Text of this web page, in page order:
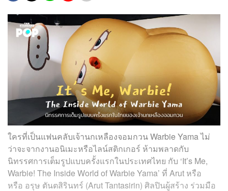
ใครที่เป็นแฟนคลับเจ้านกเหลืองจอมกวน Warbie Yama ไม่
ว่าจะจากงานอนิเมะหรือไลน์สติกเกอร์ ห้ามพลาดกับ
นิทรรศการเต็มรูปแบบครั้งแรกในประเทศไทย กับ ‘It’s Me,
Warbie! The Inside World of Warbie Yama’ ที่ Arut หรือ
หรือ อรุษ ตันตสิรินทร์ (Arut Tantasirin) ศิลปินผู้สร้าง ร่วมมือ